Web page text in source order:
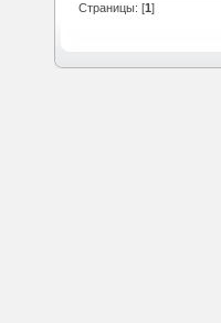
Страницы: [1]